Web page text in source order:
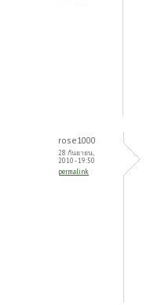
rose1000
28 กันยายน,
2010 - 19:50
permalink